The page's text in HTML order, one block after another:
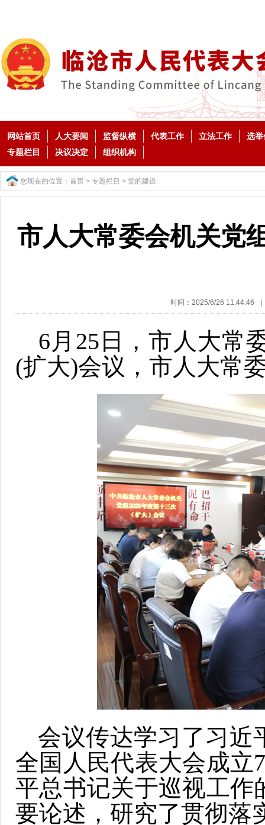
网站首页 人大要闻 监督纵横 代表工作 立法工作
选举
专题栏目
决议决定 组织机构
您现在的位置： 首页 > 专题栏目 > 党的建设
市人大常委会机关党
时间：2025/6/26 11:44:46
6月25日，市人大常
(扩大)会议，市人大常
会议传达学习了习近
全国人民代表大会成立
平总书记关于巡视工作
要论述，研究了贯彻落